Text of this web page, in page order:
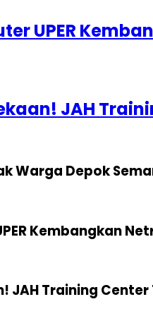
UPER
JAH
Warga Depok
Kembangkan
JAH Training